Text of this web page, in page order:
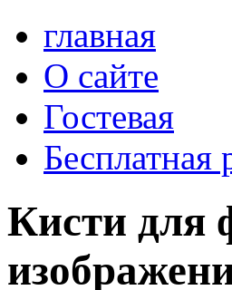
главная
О сайте
Гостевая
Бесплатная
Кисти для